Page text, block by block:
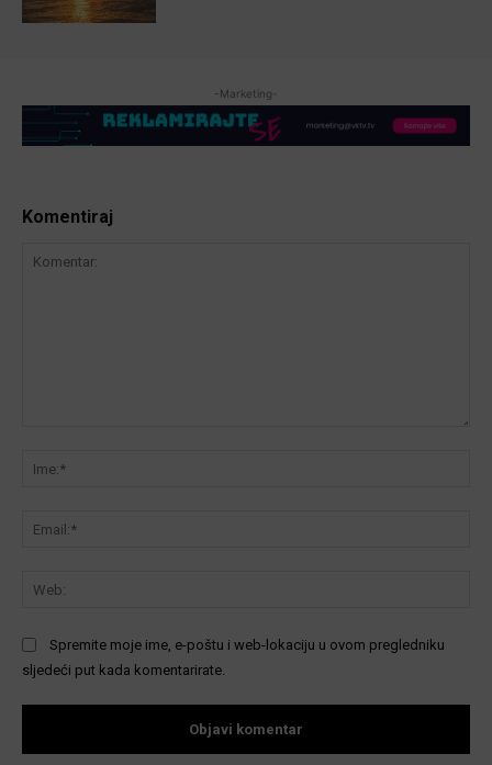
-Marketing-
Komentiraj
Spremite moje ime, e-poštu i web-lokaciju u ovom pregledniku
sljedeći put kada komentarirate.